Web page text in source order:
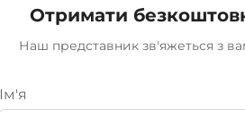
Отримати
Наш представник зв'яжеться з
Ім'я